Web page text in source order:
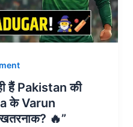
हैं Pakistan की
के Varun
🔥”